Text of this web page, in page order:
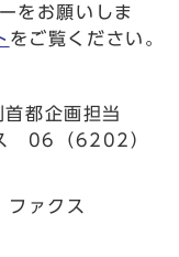
をお願いしま
をご覧ください。
首都企画担当
06（6202）
ファクス